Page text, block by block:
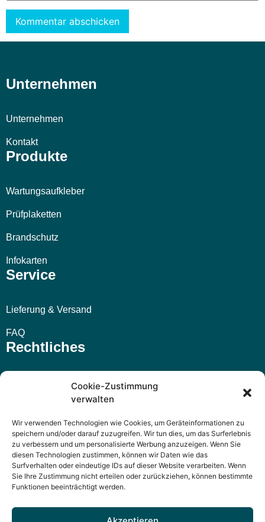
Cookie-Zustimmung
verwalten
Wir verwenden Technologien wie Cookies, um Geräteinformationen zu
speichern und/oder darauf zuzugreifen. Wir tun dies, um das Surferlebnis
zu verbessern und um personalisierte Werbung anzuzeigen. Wenn Sie
diesen Technologien zustimmen, können wir Daten wie das
Surfverhalten oder eindeutige IDs auf dieser Website verarbeiten. Wenn
Sie Ihre Zustimmung nicht erteilen oder zurückziehen, können bestimmte
Funktionen beeinträchtigt werden.
Unternehmen
Unternehmen
Kontakt
Produkte
Wartungsaufkleber
Prüfplaketten
Brandschutz
Infokarten
Service
Lieferung & Versand
FAQ
Rechtliches
Widerrufsbelehrung
Datenschutzerklärung